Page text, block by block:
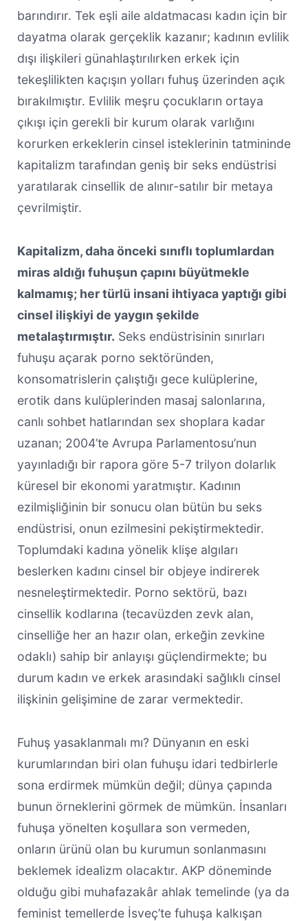
barındırır. Tek eşli aile aldatmacası kadın için bir
dayatma olarak gerçeklik kazanır; kadının evlilik
dışı ilişkileri günahlaştırılırken erkek için
tekeşlilikten kaçışın yolları fuhuş üzerinden açık
bırakılmıştır. Evlilik meşru çocukların ortaya
çıkışı için gerekli bir kurum olarak varlığını
korurken erkeklerin cinsel isteklerinin tatmininde
kapitalizm tarafından geniş bir seks endüstrisi
yaratılarak cinsellik de alınır-satılır bir metaya
çevrilmiştir.
Kapitalizm, daha önceki sınıflı toplumlardan
miras aldığı fuhuşun çapını büyütmekle
kalmamış; her türlü insani ihtiyaca yaptığı gibi
cinsel ilişkiyi de yaygın şekilde
metalaştırmıştır. Seks endüstrisinin sınırları
fuhuşu açarak porno sektöründen,
konsomatrislerin çalıştığı gece kulüplerine,
erotik dans kulüplerinden masaj salonlarına,
canlı sohbet hatlarından sex shoplara kadar
uzanan; 2004’te Avrupa Parlamentosu’nun
yayınladığı bir rapora göre 5-7 trilyon dolarlık
küresel bir ekonomi yaratmıştır. Kadının
ezilmişliğinin bir sonucu olan bütün bu seks
endüstrisi, onun ezilmesini pekiştirmektedir.
Toplumdaki kadına yönelik klişe algıları
beslerken kadını cinsel bir objeye indirerek
nesneleştirmektedir. Porno sektörü, bazı
cinsellik kodlarına (tecavüzden zevk alan,
cinselliğe her an hazır olan, erkeğin zevkine
odaklı) sahip bir anlayışı güçlendirmekte; bu
durum kadın ve erkek arasındaki sağlıklı cinsel
ilişkinin gelişimine de zarar vermektedir.
Fuhuş yasaklanmalı mı? Dünyanın en eski
kurumlarından biri olan fuhuşu idari tedbirlerle
sona erdirmek mümkün değil; dünya çapında
bunun örneklerini görmek de mümkün. İnsanları
fuhuşa yönelten koşullara son vermeden,
onların ürünü olan bu kurumun sonlanmasını
beklemek idealizm olacaktır. AKP döneminde
olduğu gibi muhafazakâr ahlak temelinde (ya da
feminist temellerde İsveç’te fuhuşa kalkışan